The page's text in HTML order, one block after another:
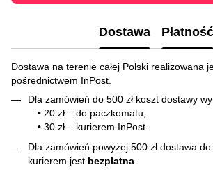
Dostawa Płatność
Dostawa na terenie całej Polski realizowana
pośrednictwem InPost.
Dla zamówień do 500 zł koszt dostawy
• 20 zł – do paczkomatu,
• 30 zł – kurierem InPost.
Dla zamówień powyżej 500 zł dostawa
kurierem jest bezpłatna